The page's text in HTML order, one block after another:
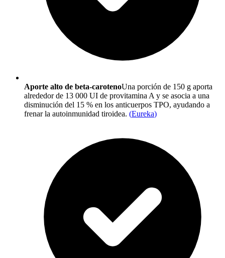
Aporte alto de beta-carotenoUna porción de 150 g aporta
alrededor de 13 000 UI de provitamina A y se asocia a una
disminución del 15 % en los anticuerpos TPO, ayudando a
frenar la autoinmunidad tiroidea. (Eureka)